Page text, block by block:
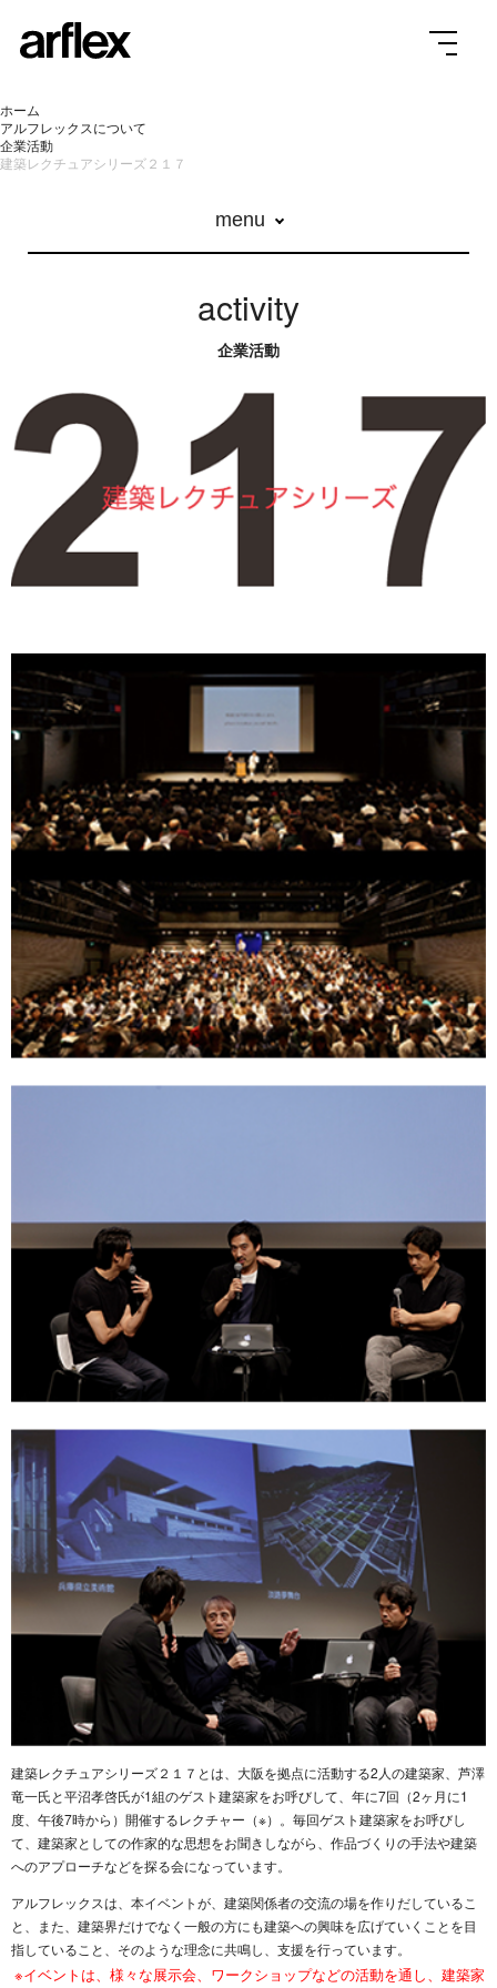
ホーム
アルフレックスについて
企業活動
建築レクチュアシリーズ２１７
menu
activity
建築レクチュアシリーズ２１７とは、大阪を拠点に活動する2人の建築家、芦澤
竜一氏と平沼孝啓氏が1組のゲスト建築家をお呼びして、年に7回（2ヶ月に1
度、午後7時から）開催するレクチャー（※）。毎回ゲスト建築家をお呼びし
て、建築家としての作家的な思想をお聞きしながら、作品づくりの手法や建築
へのアプローチなどを探る会になっています。
アルフレックスは、本イベントが、建築関係者の交流の場を作りだしているこ
と、また、建築界だけでなく一般の方にも建築への興味を広げていくことを目
指していること、そのような理念に共鳴し、支援を行っています。
イベントは、様々な展示会、ワークショップなどの活動を通し、建築家